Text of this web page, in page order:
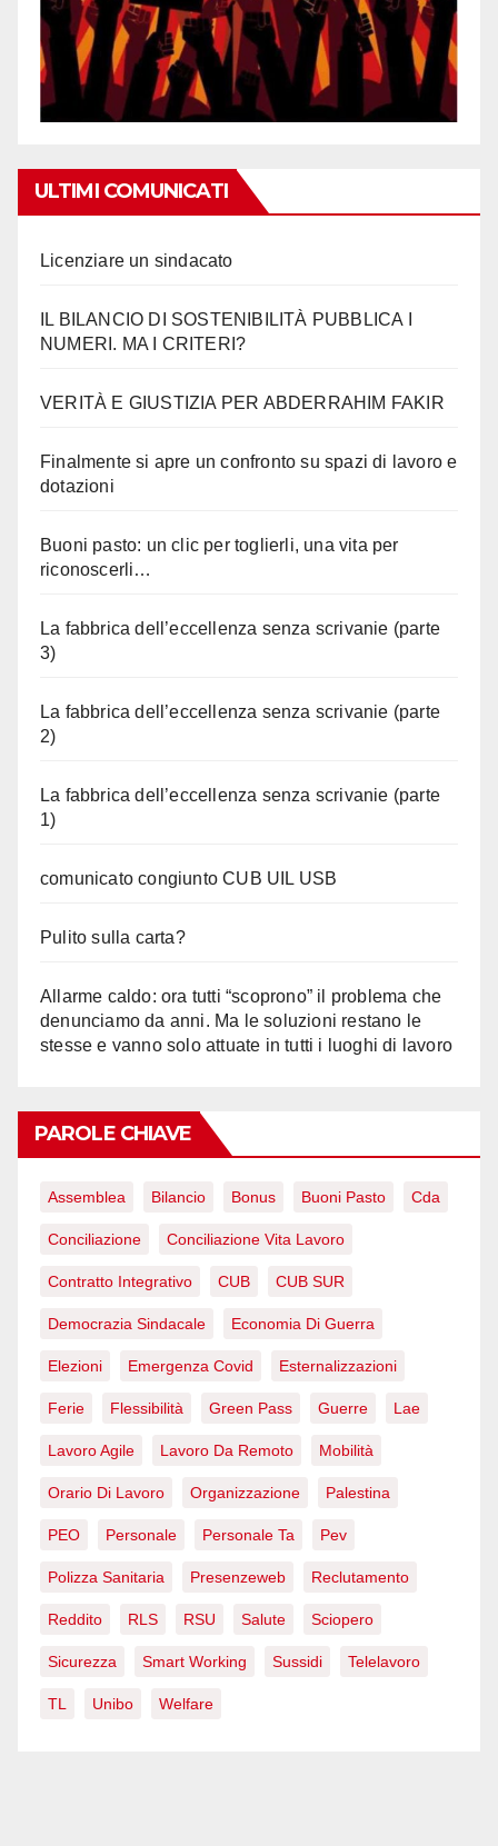
ULTIMI COMUNICATI
Licenziare un sindacato
IL BILANCIO DI SOSTENIBILITÀ PUBBLICA I
NUMERI. MA I CRITERI?
VERITÀ E GIUSTIZIA PER ABDERRAHIM FAKIR
Finalmente si apre un confronto su spazi di lavoro e
dotazioni
Buoni pasto: un clic per toglierli, una vita per
riconoscerli…
La fabbrica dell’eccellenza senza scrivanie (parte
3)
La fabbrica dell’eccellenza senza scrivanie (parte
2)
La fabbrica dell’eccellenza senza scrivanie (parte
1)
comunicato congiunto CUB UIL USB
Pulito sulla carta?
Allarme caldo: ora tutti “scoprono” il problema che
denunciamo da anni. Ma le soluzioni restano le
stesse e vanno solo attuate in tutti i luoghi di lavoro
PAROLE CHIAVE
Assemblea Bilancio Bonus Buoni Pasto Cda
Conciliazione Conciliazione Vita Lavoro
Contratto Integrativo CUB CUB SUR
Democrazia Sindacale Economia Di Guerra
Elezioni Emergenza Covid Esternalizzazioni
Ferie Flessibilità Green Pass Guerre Lae
Lavoro Agile Lavoro Da Remoto Mobilità
Orario Di Lavoro Organizzazione Palestina
PEO Personale Personale Ta Pev
Polizza Sanitaria Presenzeweb Reclutamento
Reddito RLS RSU Salute Sciopero
Sicurezza Smart Working Sussidi Telelavoro
TL Unibo Welfare